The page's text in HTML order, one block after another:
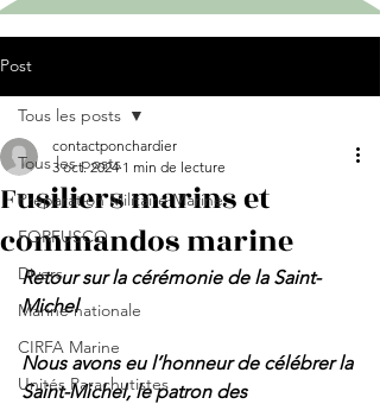
Post
Tous les posts
Préparation Militaire Marine
FORFUSCO
Divers
Marine nationale
CIRFA Marine
Unités Parachutistes
Tous les posts
Fusiliers marins et
commandos marine
contactponchardier
3 oct. 2024 1 min de lecture
Retour sur la cérémonie de la Saint-
Michel
Nous avons eu l’honneur de célébrer la
Saint-Michel, le patron des